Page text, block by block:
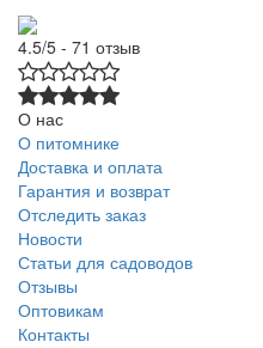
4.5/5 - 71 отзыв
О нас
О питомнике
Доставка и оплата
Гарантия и возврат
Отследить заказ
Новости
Статьи для садоводов
Отзывы
Оптовикам
Контакты